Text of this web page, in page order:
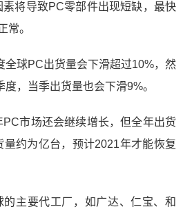
将导致PC零部件出现短缺，最快
常。
全球PC出货量会下滑超过10%，然
，当季出货量也会下滑9%。
市场还会继续增长，但全年出货
约为亿台，预计2021年才能恢复
主要代工厂，如广达、仁宝、和